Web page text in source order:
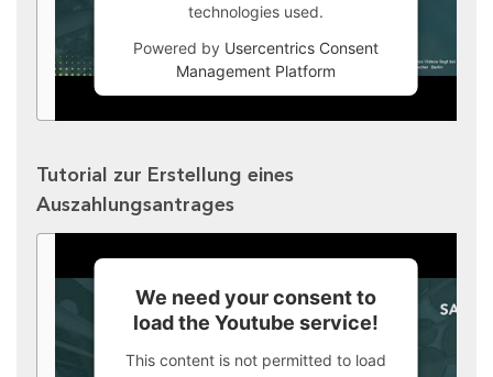
technologies used.
Powered by Usercentrics Consent
Management Platform
Tutorial zur Erstellung eines
Auszahlungsantrages
We need your consent to
load the Youtube service!
This content is not permitted to load